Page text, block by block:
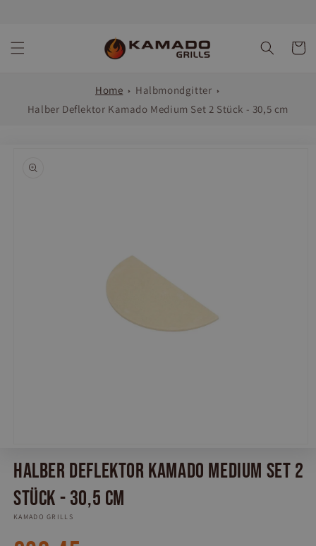
Home
Halbmondgitter
Halber Deflektor Kamado Medium Set 2 Stück - 30,5 cm
in
Modal
öffnen
Halber Deflektor Kamado Medium Set 2
Stück - 30,5 cm
KAMADO GRILLS
Normaler